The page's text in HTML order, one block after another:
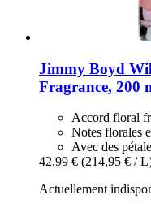
Jimmy Boyd
Fragrance, 200
Accord floral
Notes florales
Avec des
42,99 € (214,95 € /
Actuellement